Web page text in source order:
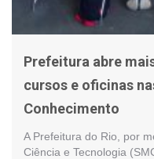
Prefeitura abre
cursos e oficinas
Conhecimento
A Prefeitura do Rio, por
Ciência e Tecnologia